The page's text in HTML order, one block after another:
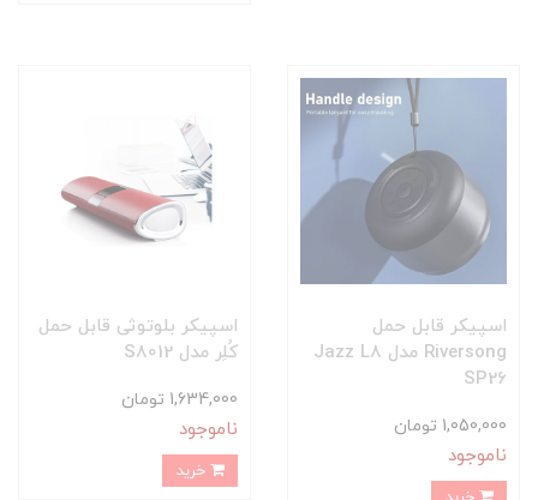
اسپیکر قابل حمل
Riversong مدل Jazz L8
SP26
1,050,000 تومان
ناموجود
اسپیکر بلوتوثی قابل حمل
کُلِر مدل S8012
1,634,000 تومان
ناموجود